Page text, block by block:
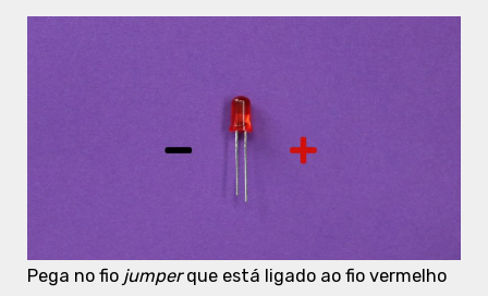
Pega no fio jumperque está ligado ao fio vermelho